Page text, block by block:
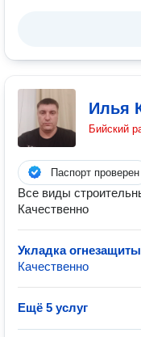
Илья
Бийский
Паспорт проверен
Все виды
Качественно
Укладка огнезащиты
Качественно
Ещё 5 услуг